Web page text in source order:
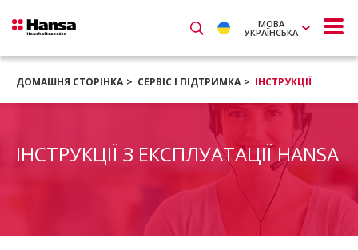
МОВА
УКРАЇНСЬКА
ДОМАШНЯ СТОРІНКА СЕРВІС І ПІДТРИМКА ІНСТРУКЦІЇ
ІНСТРУКЦІЇ З ЕКСПЛУАТАЦІЇ HANSA